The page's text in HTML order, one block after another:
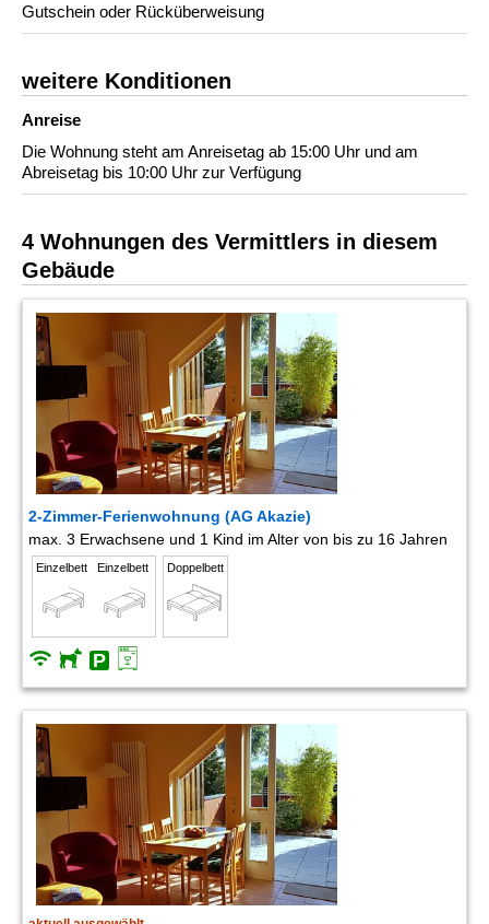
Gutschein oder Rücküberweisung
weitere Konditionen
Anreise
Die Wohnung steht am Anreisetag ab 15:00 Uhr und am
Abreisetag bis 10:00 Uhr zur Verfügung
4 Wohnungen des Vermittlers in diesem
Gebäude
2-Zimmer-Ferienwohnung (AG Akazie)
max. 3 Erwachsene und 1 Kind im Alter von bis zu 16 Jahren
Einzelbett Einzelbett Doppelbett